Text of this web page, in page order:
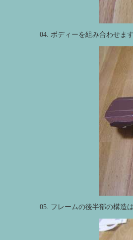
04. ボディーを組み合わせます
05. フレームの後半部の構造